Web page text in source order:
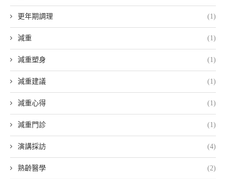
更年期調理 (1)
減重 (1)
減重塑身 (1)
減重建議 (1)
減重心得 (1)
減重門診 (1)
演講採訪 (4)
熟齡醫學 (2)